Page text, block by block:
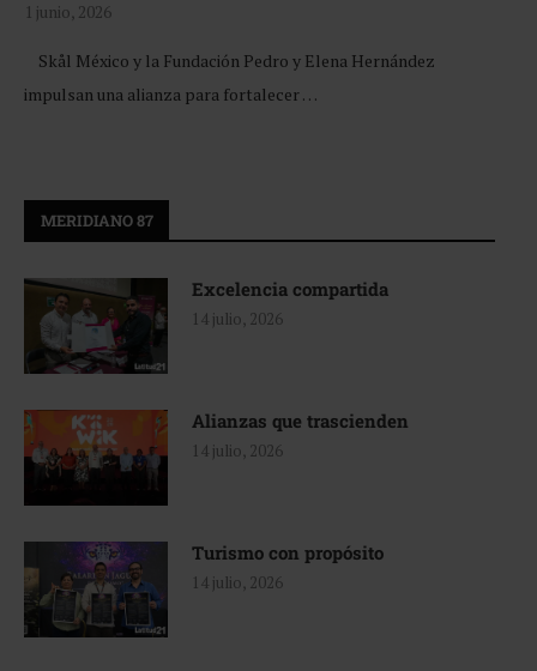
1 junio, 2026
Skål México y la Fundación Pedro y Elena Hernández
impulsan una alianza para fortalecer …
MERIDIANO 87
Excelencia compartida
14 julio, 2026
Alianzas que trascienden
14 julio, 2026
Turismo con propósito
14 julio, 2026